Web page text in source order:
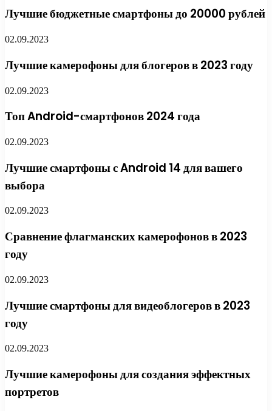
Лучшие бюджетные смартфоны до 20000 рублей
02.09.2023
Лучшие камерофоны для блогеров в 2023 году
02.09.2023
Топ Android-смартфонов 2024 года
02.09.2023
Лучшие смартфоны с Android 14 для вашего
выбора
02.09.2023
Сравнение флагманских камерофонов в 2023
году
02.09.2023
Лучшие смартфоны для видеоблогеров в 2023
году
02.09.2023
Лучшие камерофоны для создания эффектных
портретов